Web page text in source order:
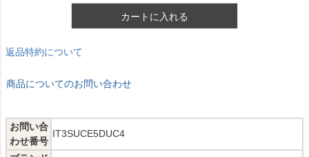
カートに入れる
返品特約について
商品についてのお問い合わせ
お問い合
わせ番号
IT3SUCE5DUC4